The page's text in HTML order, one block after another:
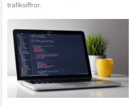
trafiksiffror.